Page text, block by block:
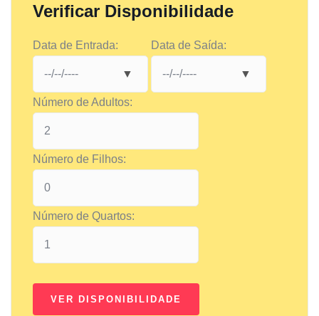
Verificar Disponibilidade
Data de Entrada: Data de Saída:
Número de Adultos:
Número de Filhos:
Número de Quartos: